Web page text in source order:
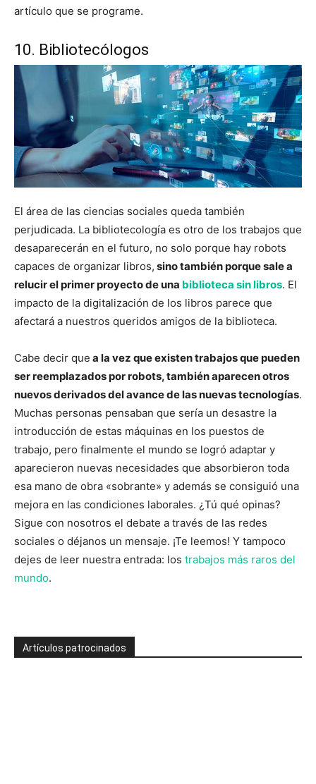
artículo que se programe.
10. Bibliotecólogos
El área de las ciencias sociales queda también
perjudicada. La bibliotecología es otro de los trabajos que
desaparecerán en el futuro, no solo porque hay robots
capaces de organizar libros, sino también porque sale a
relucir el primer proyecto de una biblioteca sin libros. El
impacto de la digitalización de los libros parece que
afectará a nuestros queridos amigos de la biblioteca.
Cabe decir que a la vez que existen trabajos que pueden
ser reemplazados por robots, también aparecen otros
nuevos derivados del avance de las nuevas tecnologías.
Muchas personas pensaban que sería un desastre la
introducción de estas máquinas en los puestos de
trabajo, pero finalmente el mundo se logró adaptar y
aparecieron nuevas necesidades que absorbieron toda
esa mano de obra «sobrante» y además se consiguió una
mejora en las condiciones laborales. ¿Tú qué opinas?
Sigue con nosotros el debate a través de las redes
sociales o déjanos un mensaje. ¡Te leemos! Y tampoco
dejes de leer nuestra entrada: los trabajos más raros del
mundo.
Artículos patrocinados